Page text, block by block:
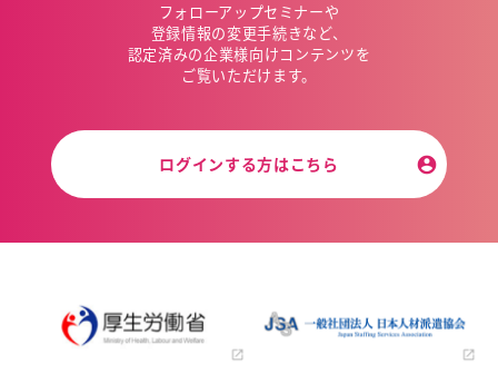
フォローアップセミナーや
登録情報の変更手続きなど、
認定済みの企業様向けコンテンツを
ご覧いただけます。
ログインする方はこちら